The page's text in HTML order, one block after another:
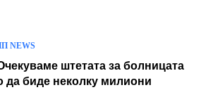
NEWS
штетата за болницата
да биде неколку милиони